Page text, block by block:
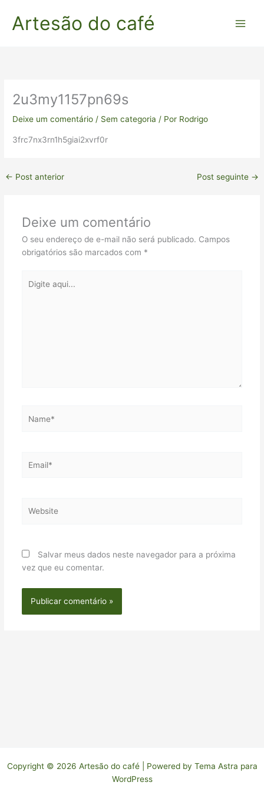
paraArtesão do café
2u3my1157pn69s
Deixe um comentário / Sem categoria / Por Rodrigo
3frc7nx3rn1h5giai2xvrf0r
← Post anterior Post seguinte →
Deixe um comentário
O seu endereço de e-mail não será publicado. Campos
obrigatórios são marcados com *
aqui...
Salvar meus dados neste navegador para a próxima
vez que eu comentar.
Copyright © 2026 Artesão do café | Powered by Tema Astra para
WordPress